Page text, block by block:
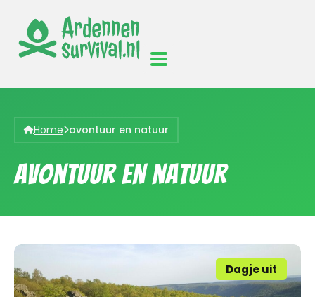
Home avontuur en natuur
avontuur en natuur
Dagje uit